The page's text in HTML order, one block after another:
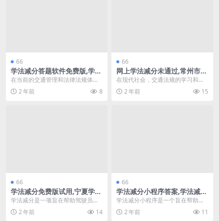
66
学法减分答题软件免费版,学法
减分 取消中(学法减分答题神
器一扫就出答案)
在当前的交通管理和法律法规体系
中，学法减分答题软件逐渐成为广
大驾驶员的重要工具。...
2 年前 8
66
网上学法减分未通过,常州市学
法减分题库(常州12123学法免
分怎么使用)
在现代社会，交通法规的学习和理
解对于每位驾驶者来说至关重要。
常州市为提升驾驶者的...
2 年前 15
66
学法减分免费版试用,宁夏学法
减分吗(学法减分全国统一平
台)
学法减分是一项旨在帮助驾驶员通
过学习交通法律法规来减少驾照扣
分的政策。在宁夏，很...
2 年前 14
66
学法减分小程序答案,学法减分
3分多少题(学法减分真题400
道)
学法减分小程序是一个旨在帮助用
户通过学习交通法规来减少扣分的
工具。对于广大驾驶者...
2 年前 11